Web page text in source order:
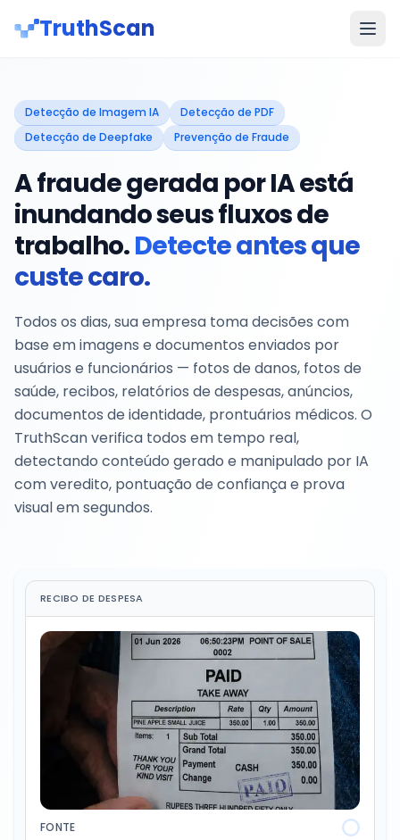
TruthScan
Detecção de Imagem IA
Detecção de PDF
Detecção de Deepfake
Prevenção de Fraude
A fraude gerada por IA está
inundando seus fluxos de
trabalho.Detecte antes que
custe caro.
Todos os dias, sua empresa toma decisões com
base em imagens e documentos enviados por
usuários e funcionários — fotos de danos, fotos de
saúde, recibos, relatórios de despesas, anúncios,
documentos de identidade, prontuários médicos. O
TruthScan verifica todos em tempo real,
detectando conteúdo gerado e manipulado por IA
com veredito, pontuação de confiança e prova
visual em segundos.
RECIBO DE DESPESA
FONTE